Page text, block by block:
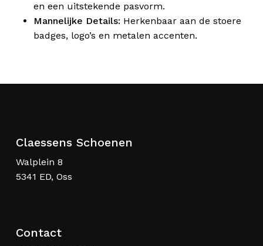
en een uitstekende pasvorm.
Mannelijke Details: Herkenbaar aan de stoere
badges, logo’s en metalen accenten.
Claessens Schoenen
Walplein 8
5341 ED, Oss
Contact